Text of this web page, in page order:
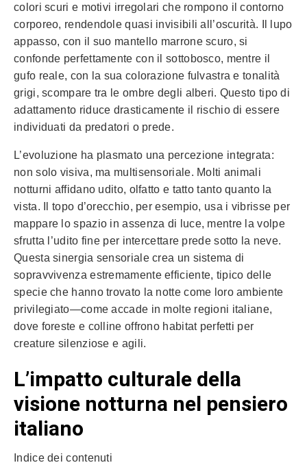
colori scuri e motivi irregolari che rompono il contorno
corporeo, rendendole quasi invisibili all’oscurità. Il lupo
appasso, con il suo mantello marrone scuro, si
confonde perfettamente con il sottobosco, mentre il
gufo reale, con la sua colorazione fulvastra e tonalità
grigi, scompare tra le ombre degli alberi. Questo tipo di
adattamento riduce drasticamente il rischio di essere
individuati da predatori o prede.
L’evoluzione ha plasmato una percezione integrata:
non solo visiva, ma multisensoriale. Molti animali
notturni affidano udito, olfatto e tatto tanto quanto la
vista. Il topo d’orecchio, per esempio, usa i vibrisse per
mappare lo spazio in assenza di luce, mentre la volpe
sfrutta l’udito fine per intercettare prede sotto la neve.
Questa sinergia sensoriale crea un sistema di
sopravvivenza estremamente efficiente, tipico delle
specie che hanno trovato la notte come loro ambiente
privilegiato—come accade in molte regioni italiane,
dove foreste e colline offrono habitat perfetti per
creature silenziose e agili.
L’impatto culturale della
visione notturna nel pensiero
italiano
Indice dei contenuti